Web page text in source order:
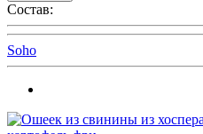
Состав:
Soho